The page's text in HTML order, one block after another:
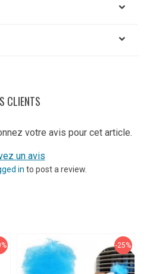
CLIENTS
votre avis pour cet article.
un avis
in to post a review.
-25%